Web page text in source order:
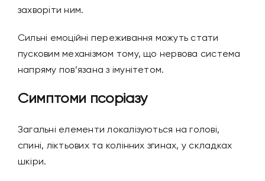
захворіти ним.
Сильні емоційні переживання можуть стати
пусковим механізмом тому, що нервова система
напряму пов’язана з імунітетом.
Симптоми псоріазу
Загальні елементи локалізуються на голові,
спині, ліктьових та колінних згинах, у складках
шкіри.